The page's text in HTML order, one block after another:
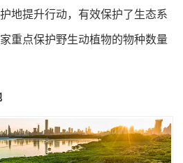
地提升行动，有效保护了生态系
重点保护野生动植物的物种数量